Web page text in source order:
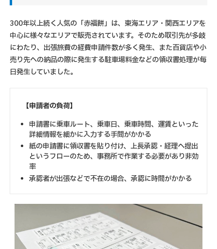
300年以上続く人気の「赤福餅」は、東海エリア・関西エリアを
中心に様々なエリアで販売されています。そのため取引先が多岐
にわたり、出張旅費の経費申請件数が多く発生、また百貨店や小
売り先への納品の際に発生する駐車場料金などの領収書処理が毎
日発生していました。
【申請者の負荷】
申請書に乗車ルート、乗車日、乗車時間、運賃といった
詳細情報を細かに入力する手間がかかる
紙の申請書に領収書を貼り付け、上長承認・経理へ提出
というフローのため、事務所で作業する必要があり非効
率
承認者が出張などで不在の場合、承認に時間がかかる